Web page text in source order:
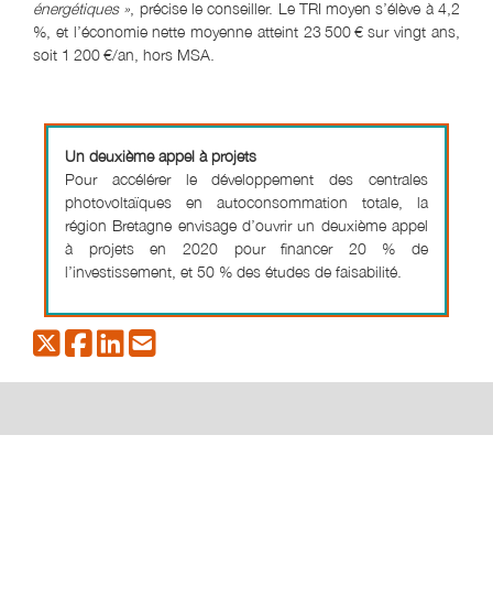
énergétiques » , précise le conseiller. Le TRI moyen s’élève à 4,2
%, et l’économie nette moyenne atteint 23 500 € sur vingt ans,
soit 1 200 €/an, hors MSA.​
Un deuxième appel à projets
Pour accélérer le développement des centrales
photovoltaïques en autoconsommation totale, la
région Bretagne envisage d’ouvrir un deuxième appel
à projets en 2020 pour financer 20 % de
l’investissement, et 50 % des études de faisabilité.